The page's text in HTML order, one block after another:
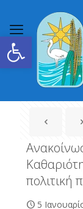
Ανοίξτε τη γραμμή
πολιτική
5